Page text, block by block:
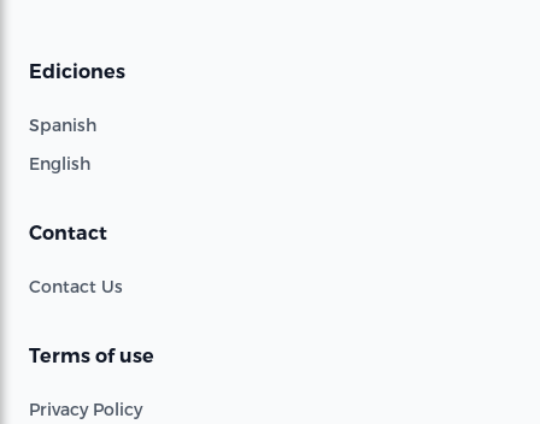
Ediciones
Spanish
English
Contact
Contact Us
Terms of use
Privacy Policy